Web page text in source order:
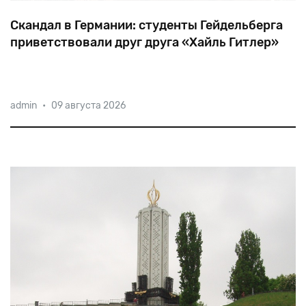
Скандал в Германии: студенты Гейдельберга
приветствовали друг друга «Хайль Гитлер»
исповедует нацистские и антисемитские взгляды, —
свидетельствует один из бывших его членов. Речь
admin • 09 августа 2026